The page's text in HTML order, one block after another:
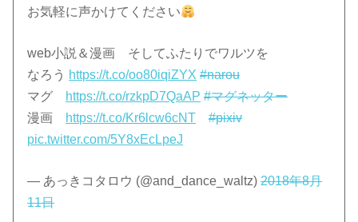
お気軽に声かけてください
web小説＆漫画 そしてふたりでワルツを
なろう https://t.co/oo80iqiZYX #narou
マグ
https://t.co/rzkpD7QaAP #マグネッター
漫画
https://t.co/Kr6lcw6cNT
#pixiv
pic.twitter.com/5Y8xEcLpeJ
— あっきコタロウ (@and_dance_waltz)2018年8月
11日